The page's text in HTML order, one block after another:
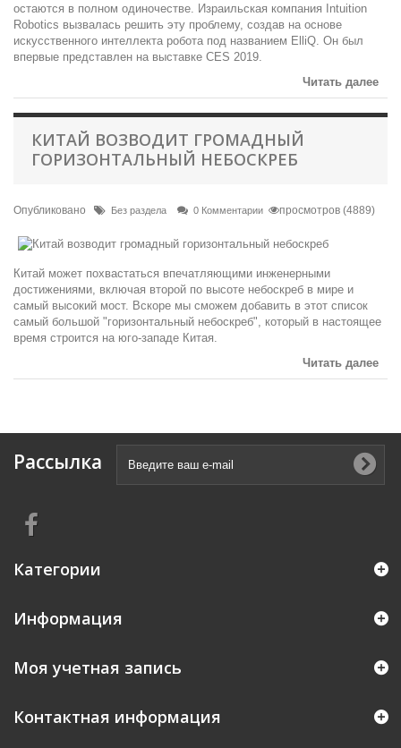
остаются в полном одиночестве. Израильская компания Intuition
Robotics вызвалась решить эту проблему, создав на основе
искусственного интеллекта робота под названием ElliQ. Он был
впервые представлен на выставке CES 2019.
Читать далее
КИТАЙ ВОЗВОДИТ ГРОМАДНЫЙ
ГОРИЗОНТАЛЬНЫЙ НЕБОСКРЕБ
Опубликовано Без раздела 0 Комментарии просмотров (4889)
Китай может похвастаться впечатляющими инженерными
достижениями, включая второй по высоте небоскреб в мире и
самый высокий мост. Вскоре мы сможем добавить в этот список
самый большой "горизонтальный небоскреб", который в настоящее
время строится на юго-западе Китая.
Читать далее
Рассылка
Категории
Информация
Моя учетная запись
Контактная информация